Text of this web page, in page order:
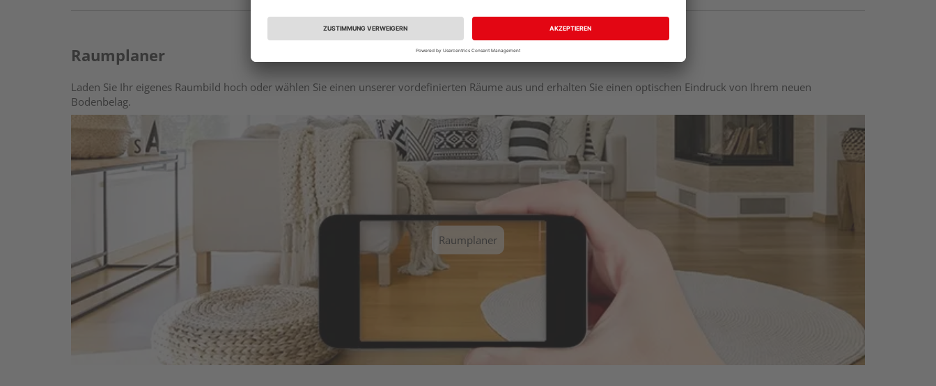
Raumplaner
Laden Sie Ihr eigenes Raumbild hoch oder wählen Sie einen unserer vordefinierten Räume aus und erhalten Sie einen optischen Eindruck von Ihrem neuen
Bodenbelag.
Raumplaner